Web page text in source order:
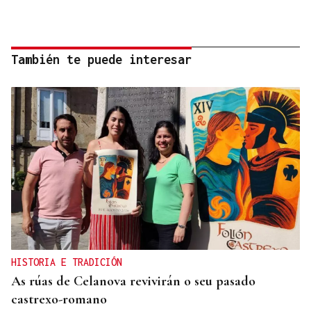
También te puede interesar
HISTORIA E TRADICIÓN
As rúas de Celanova revivirán o seu pasado
castrexo-romano